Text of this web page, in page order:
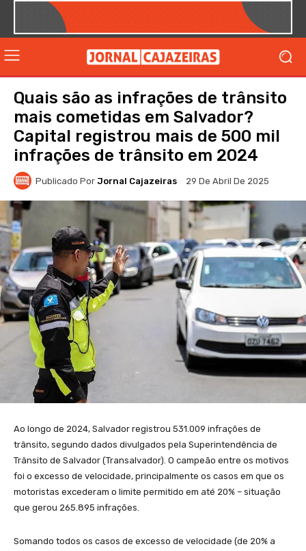
Quais são as infrações de trânsito
mais cometidas em Salvador?
Capital registrou mais de 500 mil
infrações de trânsito em 2024
Publicado Por Jornal Cajazeiras 29 De Abril De 2025
Ao longo de 2024, Salvador registrou 531.009 infrações de
trânsito, segundo dados divulgados pela Superintendência de
Trânsito de Salvador (Transalvador). O campeão entre os motivos
foi o excesso de velocidade, principalmente os casos em que os
motoristas excederam o limite permitido em até 20% – situação
que gerou 265.895 infrações.
Somando todos os casos de excesso de velocidade (de 20% a